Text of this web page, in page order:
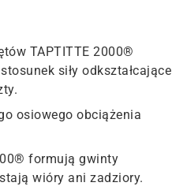
TAPTITTE 2000®
siły odkształcające
osiowego obciążenia
formują gwinty
wióry ani zadziory.